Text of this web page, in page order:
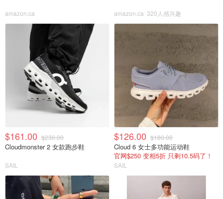
amazon.ca amazon.ca 320人感兴趣
$161.00 $230.00
Cloudmonster 2 女款跑步鞋
SAIL
$126.00 $180.00
Cloud 6 女士多功能运动鞋
官网$250 变相5折 只剩10.5码了！
SAIL